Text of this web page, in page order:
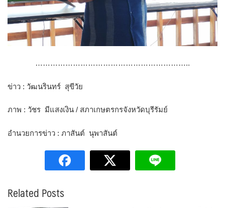
……………………………………………………..
ข่าว : วัฒนรินทร์ สุขีวัย
ภาพ : วัชร มีแสงเงิน / สภาเกษตรกรจังหวัดบุรีรัมย์
อำนวยการข่าว : ภาสันต์ นุพาสันต์
Related Posts